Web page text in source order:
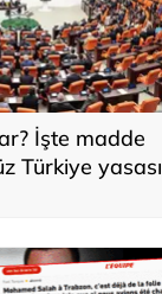
İşte madde
Türkiye yasası